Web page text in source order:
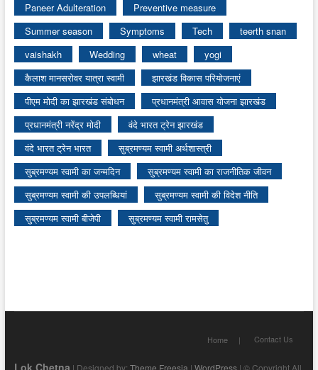
Paneer Adulteration
Preventive measure
Summer season
Symptoms Tech
teerth snan
vaishakh
Wedding wheat
yogi
कैलाश मानसरोवर यात्रा स्वामी
झारखंड विकास परियोजनाएं
पीएम मोदी का झारखंड संबोधन
प्रधानमंत्री आवास योजना झारखंड
प्रधानमंत्री नरेंद्र मोदी
वंदे भारत ट्रेन झारखंड
वंदे भारत ट्रेन भारत
सुब्रमण्यम स्वामी अर्थशास्त्री
सुब्रमण्यम स्वामी का जन्मदिन
सुब्रमण्यम स्वामी का राजनीतिक जीवन
सुब्रमण्यम स्वामी की उपलब्धियां
सुब्रमण्यम स्वामी की विदेश नीति
सुब्रमण्यम स्वामी बीजेपी
सुब्रमण्यम स्वामी रामसेतु
Home Contact Us